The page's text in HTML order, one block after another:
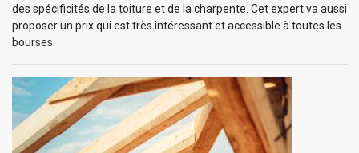
des spécificités de la toiture et de la charpente. Cet expert va aussi
proposer un prix qui est très intéressant et accessible à toutes les
bourses.